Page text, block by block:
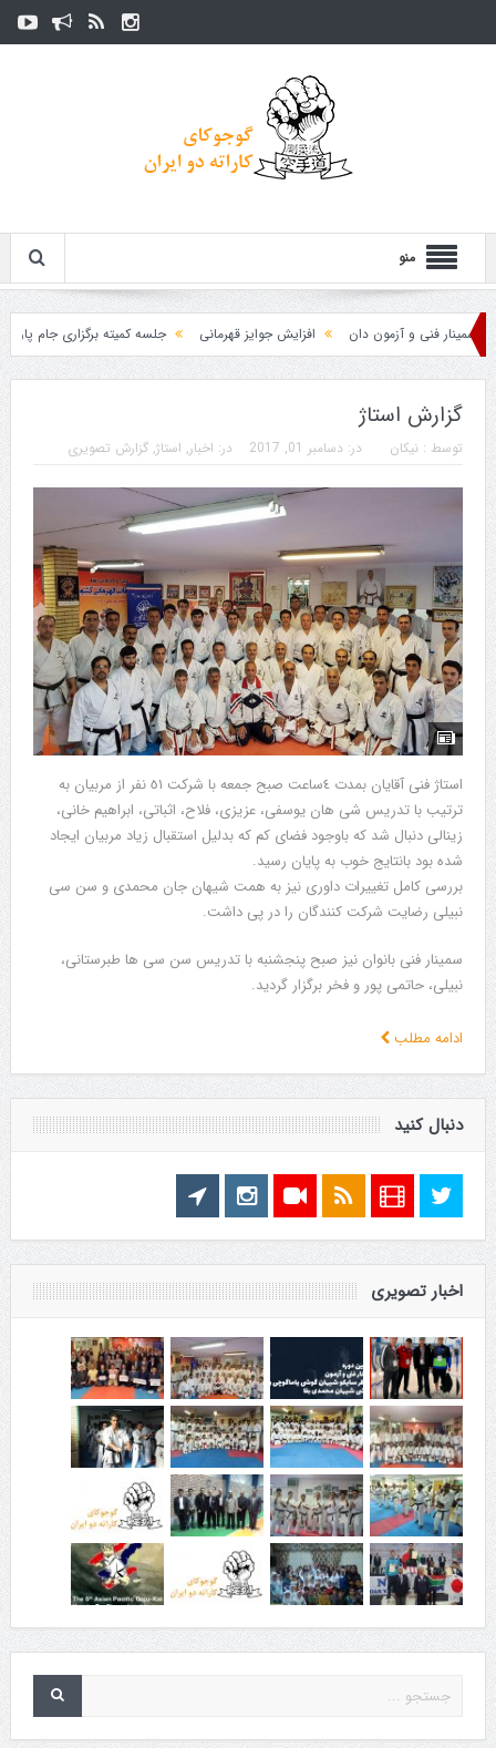
منو
فنی و آزمون دان افزایش جوایز قهرمانی جلسه کمیته برگزاری جام پارس
گزارش استاژ
توسط : نیکان در: دسامبر 01, 2017 در: اخبار, استاژ, گزارش تصویری
استاژ فنى آقايان بمدت ٤ساعت صبح جمعه با شركت ٥١ نفر از مربيان به
ترتيب با تدريس شى هان يوسفى، عزيزى، فلاح، اثباتى، ابراهيم خانى،
زينالى دنبال شد كه باوجود فضاى كم كه بدليل استقبال زياد مربيان ايجاد
شده بود بانتايج خوب به پايان رسيد.
بررسى كامل تغيیرات داورى نيز به همت شيهان جان محمدى و سن سى
نبيلى رضايت شركت كنندگان را در پى داشت.
سمينار فنى بانوان نيز صبح پنجشنبه با تدريس سن سى ها طبرستانى،
نبيلى، حاتمى پور و فخر برگزار گرديد.
ادامه مطلب
دنبال کنید
اخبار تصویری